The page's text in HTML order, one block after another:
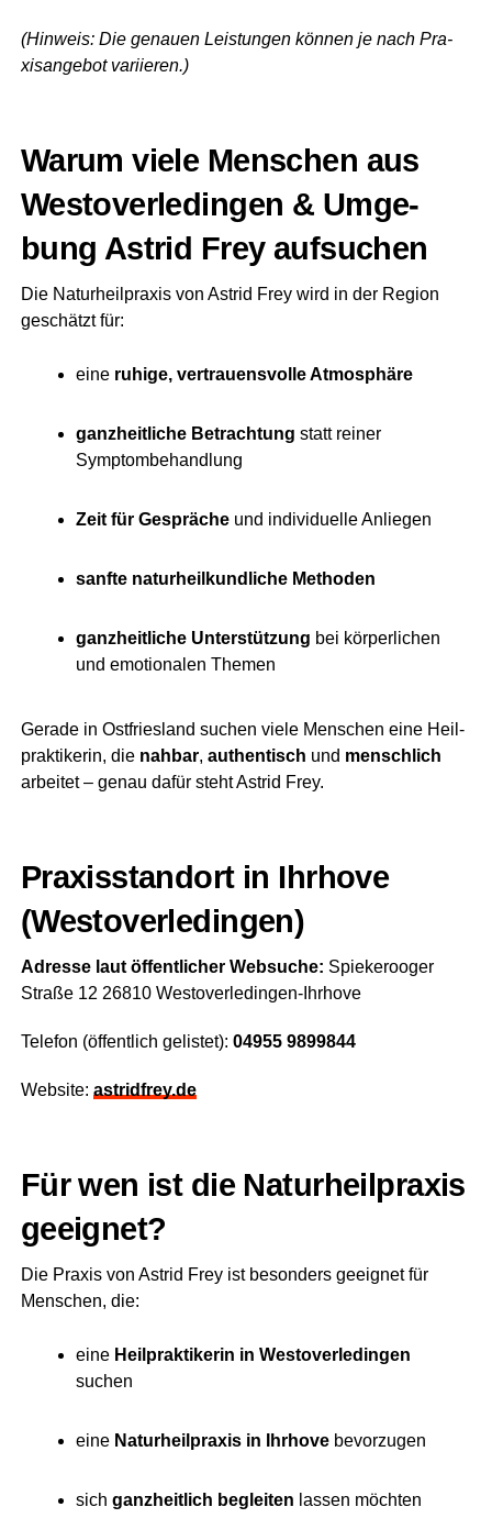
(Hin­weis: Die genau­en Leis­tun­gen kön­nen je nach Pra­
xis­an­ge­bot variieren.)
War­um vie­le Men­schen aus
Wes­t­ov­er­le­din­gen & Umge­
bung Astrid Frey aufsuchen
Die Natur­heil­pra­xis von Astrid Frey wird in der Regi­on
geschätzt für:
eine ruhi­ge, ver­trau­ens­vol­le Atmosphäre
ganz­heit­li­che Betrach­tung statt rei­ner
Symptombehandlung
Zeit für Gesprä­cheund indi­vi­du­el­le Anliegen
sanf­te natur­heil­kund­li­che Methoden
ganz­heit­li­che Unter­stüt­zung bei kör­per­li­chen
und emo­tio­na­len Themen
Gera­de in Ost­fries­land suchen vie­le Men­schen eine Heil­
prak­ti­ke­rin, die nah­bar, authen­tisch und mensch­lich
arbei­tet – genau dafür steht Astrid Frey.
Pra­xis­stand­ort in Ihr­ho­ve
(Wes­t­ov­er­le­din­gen)
Adres­se laut öffent­li­cher Web­su­che: Spie­ker­oo­ger
Stra­ße 12 26810 Westoverledingen‑Ihrhove
Tele­fon (öffent­lich gelis­tet): 04955 9899844
Web­site: astridfrey.de
Für wen ist die Natur­heil­pra­xis
geeignet?
Die Pra­xis von Astrid Frey ist beson­ders geeig­net für
Men­schen, die:
eine Heil­prak­ti­ke­rin in Wes­t­ov­er­le­din­gen
suchen
eine Natur­heil­pra­xis in Ihr­ho­vebevorzugen
sich ganz­heit­lich beglei­ten las­sen möchten